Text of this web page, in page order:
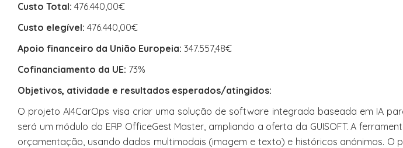
Custo Total: 476.440,00€
Custo elegível: 476.440,00€
Apoio financeiro da União Europeia: 347.557,48€
Cofinanciamento da UE: 73%
Objetivos, atividade e resultados esperados/atingidos:
O projeto AI4CarOps visa criar uma solução de software integrada baseada em IA
será um módulo do ERP OfficeGest Master, ampliando a oferta da GUISOFT. A
orçamentação, usando dados multimodais (imagem e texto) e históricos anónimos. O